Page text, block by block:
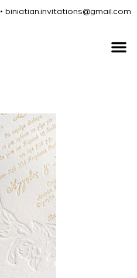
• biniatian.invitations@gmail.com